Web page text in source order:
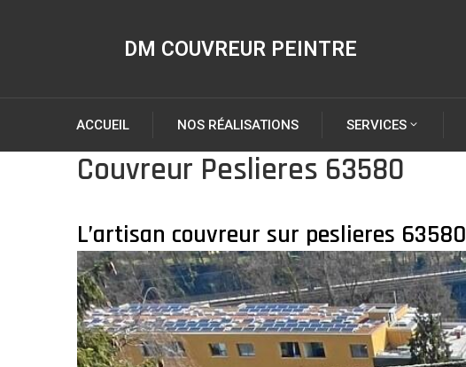
DM COUVREUR PEINTRE
ACCUEIL NOS RÉALISATIONS SERVICES
Couvreur Peslieres 63580
L’artisan couvreur sur peslieres 63580